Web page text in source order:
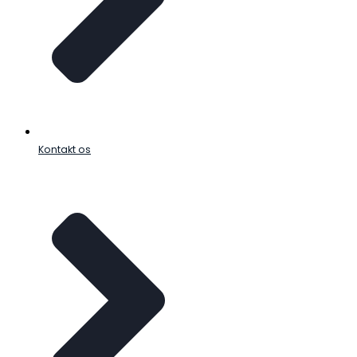
Kontakt os